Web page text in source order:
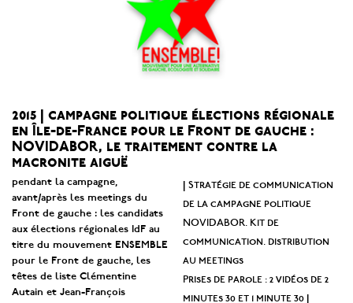
2015 | campagne politique élections régionale
en Île-de-France pour le Front de gauche :
NOVIDABOR, le traitement contre la
macronite aiguë
pendant la campagne,
avant/après les meetings du
Front de gauche : les candidats
aux élections régionales IdF au
titre du mouvement ENSEMBLE
pour le Front de gauche, les
têtes de liste Clémentine
Autain et Jean-François
|Stratégie de communication
de la campagne politique
NOVIDABOR. Kit de
communication. distribution
au meetings
Prises de parole : 2 vidéos de 2
minutes 30 et 1 minute 30